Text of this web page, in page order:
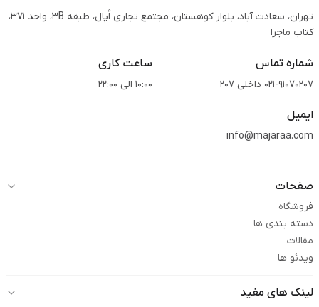
تهران، سعادت آباد، بلوار کوهستان، مجتمع تجاری اُپال، طبقه 3B، واحد 371،
کتاب ماجرا
شماره تماس
021-91070207 داخلی 207
ساعت کاری
10:00 الی 22:00
ایمیل
info@majaraa.com
صفحات
فروشگاه
دسته بندی ها
مقالات
ویدئو ها
لینک های مفید